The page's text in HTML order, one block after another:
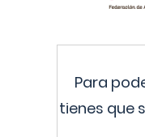
Para
tienes que